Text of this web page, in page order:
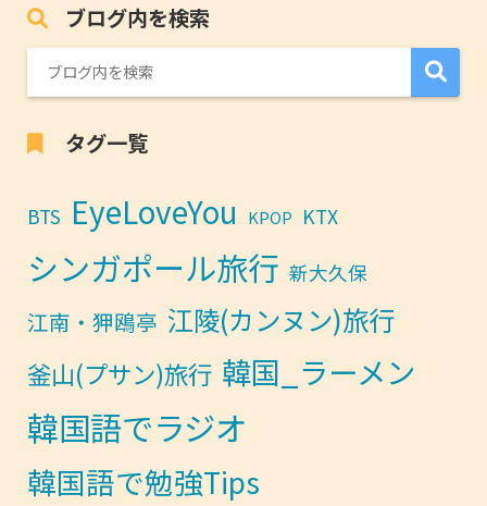
ブログ内を検索
タグ一覧
BTS EyeLoveYou KPOP KTX
シンガポール旅行 新大久保
江南・狎鴎亭 江陵(カンヌン)旅行
釜山(プサン)旅行 韓国_ラーメン
韓国語でラジオ
韓国語で勉強Tips